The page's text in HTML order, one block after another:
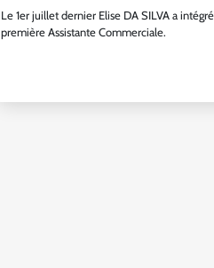
Le 1er juillet dernier Elise DA SILVA a
première Assistante Commerciale.